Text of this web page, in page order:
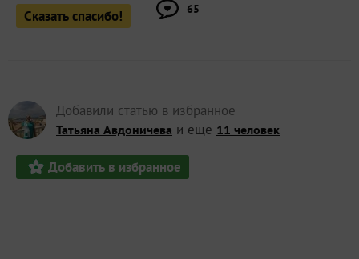
Сказать спасибо! 65
Добавили статью в избранное
Татьяна Авдоничева и еще 11 человек
Добавить в избранное